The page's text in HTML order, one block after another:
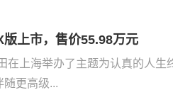
上市，售价55.98万元
在上海举办了主题为认真的人生
更高级...